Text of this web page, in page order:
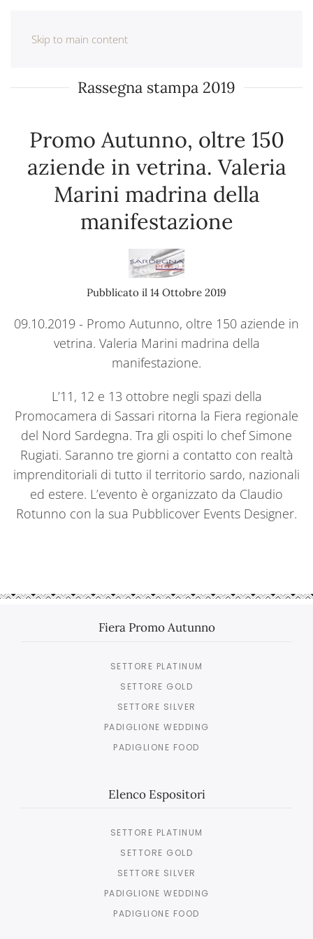
Skip to main content
Rassegna stampa 2019
Promo Autunno, oltre 150
aziende in vetrina. Valeria
Marini madrina della
manifestazione
Pubblicato il 14 Ottobre 2019
09.10.2019 - Promo Autunno, oltre 150 aziende in
vetrina. Valeria Marini madrina della
manifestazione.
L’11, 12 e 13 ottobre negli spazi della
Promocamera di Sassari ritorna la Fiera regionale
del Nord Sardegna. Tra gli ospiti lo chef Simone
Rugiati. Saranno tre giorni a contatto con realtà
imprenditoriali di tutto il territorio sardo, nazionali
ed estere. L’evento è organizzato da Claudio
Rotunno con la sua Pubblicover Events Designer.
Fiera Promo Autunno
SETTORE PLATINUM
SETTORE GOLD
SETTORE SILVER
PADIGLIONE WEDDING
PADIGLIONE FOOD
Elenco Espositori
SETTORE PLATINUM
SETTORE GOLD
SETTORE SILVER
PADIGLIONE WEDDING
PADIGLIONE FOOD